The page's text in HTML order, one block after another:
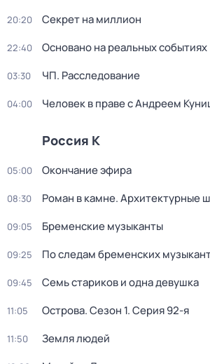
20:20 Секрет на миллион
22:40 Основано на реальных событиях
03:30 ЧП. Расследование
04:00 Человек в праве с Андреем
Россия К
05:00 Окончание эфира
08:30 Роман в камне. Архитектурные
09:05 Бременские музыканты
09:25 По следам бременских
09:45 Семь стариков и одна девушка
11:05 Острова. Сезон 1. Серия 92-я
11:50 Земля людей